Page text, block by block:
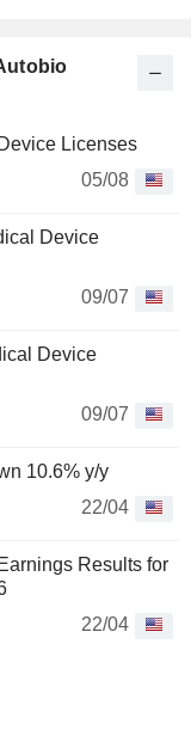
Licenses
05/08
Device
09/07
Device
09/07
10.6% y/y
22/04
Results for
22/04